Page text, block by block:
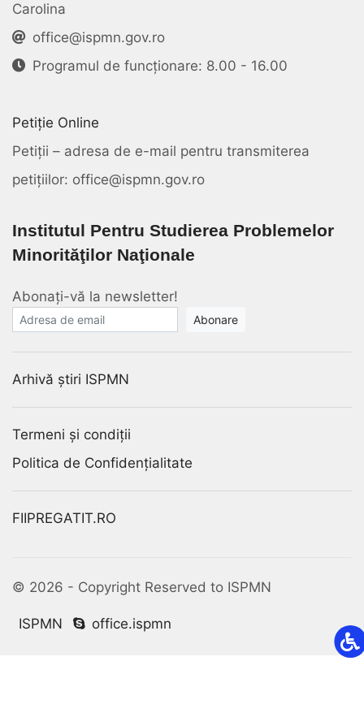
Carolina
office@ispmn.gov.ro
Programul de funcționare: 8.00 - 16.00
Petiție Online
Petiții – adresa de e-mail pentru transmiterea
petițiilor: office@ispmn.gov.ro
Institutul Pentru Studierea Problemelor
Minorităţilor Naţionale
Abonați-vă la newsletter!
E-mail
Arhivă știri ISPMN
Termeni și condiții
Politica de Confidențialitate
FIIPREGATIT.RO
© 2026 - Copyright Reserved to ISPMN
ISPMN office.ispmn